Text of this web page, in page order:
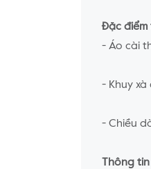
Đặc điểm
- Áo cài
- Khuy xà
- Chiều
Thông